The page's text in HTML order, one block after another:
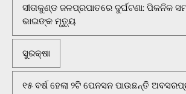
ସୀତାକୁଣ୍ଡ ଜଳପ୍ରପାତରେ ଦୁର୍ଘଟଣା: ପିକନିକ
ଭାଇଙ୍କ ମୃତ୍ୟୁ
ସୁରକ୍ଷା
୧୫ ବର୍ଷ ହେଲା ୨ଟି ପେନସନ ପାଉଛନ୍ତି